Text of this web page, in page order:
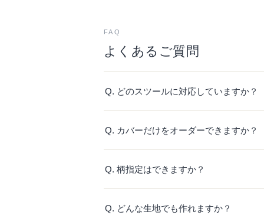
FAQ
よくあるご質問
Q. どのスツールに対応していますか？
Q. カバーだけをオーダーできますか？
Q. 柄指定はできますか？
Q. どんな生地でも作れますか？